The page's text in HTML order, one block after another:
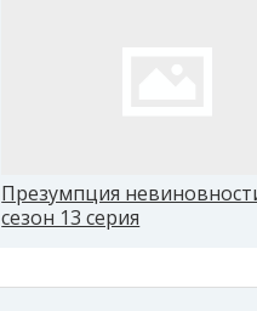
Презумпция
сезон 13 серия